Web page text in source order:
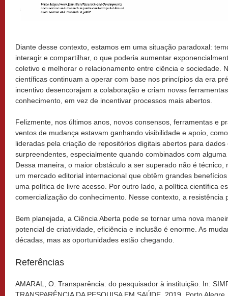
Diante desse contexto, estamos em uma situação paradoxal:
interagir e compartilhar, o que poderia aumentar
coletivo e melhorar o relacionamento entre ciência e sociedade.
científicas continuam a operar com base nos princípios da era
incentivo desencorajam a colaboração e criam novas
conhecimento, em vez de incentivar processos mais abertos.
Felizmente, nos últimos anos, novos consensos, ferramentas e
ventos de mudança estavam ganhando visibilidade e apoio,
lideradas pela criação de repositórios digitais abertos para
surpreendentes, especialmente quando combinados com
Dessa maneira, o maior obstáculo a ser superado não é técnico,
um mercado editorial internacional que obtêm grandes
uma política de livre acesso. Por outro lado, a política científica
comercialização do conhecimento. Nesse contexto, a resistência
Bem planejada, a Ciência Aberta pode se tornar uma nova
potencial de criatividade, eficiência e inclusão é enorme. As
décadas, mas as oportunidades estão chegando.
Referências
AMARAL, O. Transparência: do pesquisador à instituição. In: